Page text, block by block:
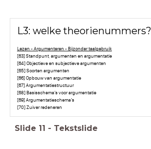
L3: welke theorienummers?
Lezen - Argumenteren - Bijzonder taalgebruik
[63] Standpunt, argumenten en argumentatie
[64] Objectieve en subjectieve argumenten
[65] Soorten argumenten
[66] Opbouw van argumentatie
[67] Argumentatiestructuur
[68] Basisschema’s voor argumentatie
[69] Argumentatieschema’s
[70] Zuiver redeneren
Slide 11 - Tekstslide